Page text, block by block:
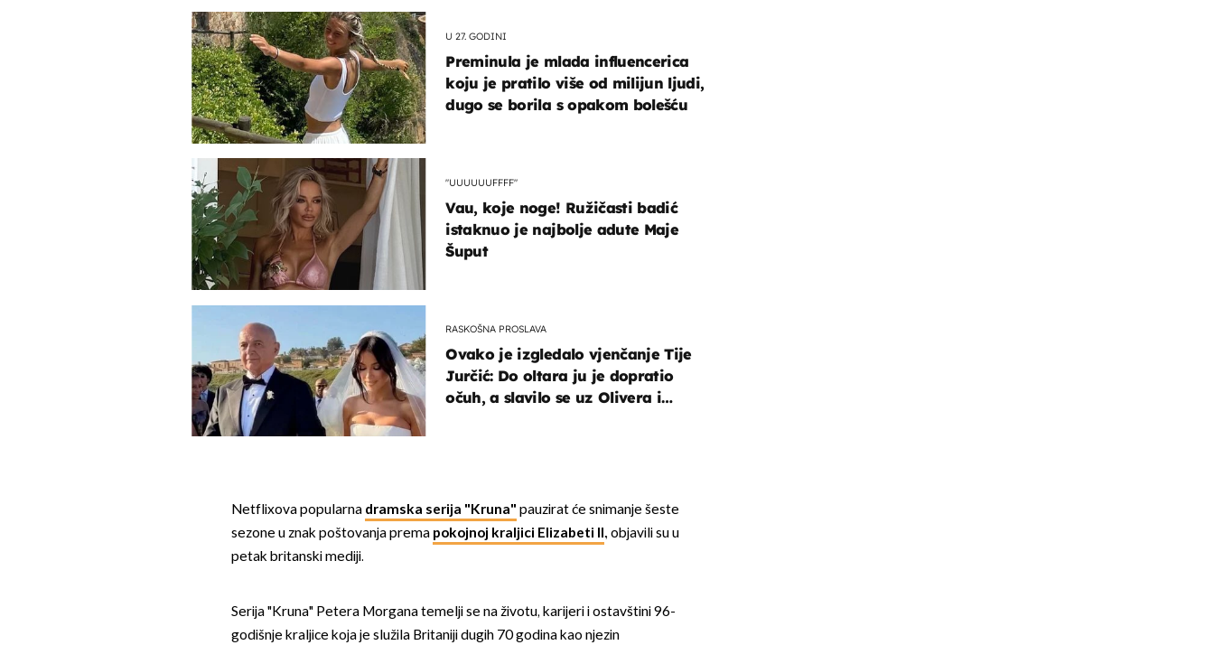
U 27. GODINI
Preminula je mlada influencerica
koju je pratilo više od milijun ljudi,
dugo se borila s opakom bolešću
"UUUUUUFFFF"
Vau, koje noge! Ružičasti badić
istaknuo je najbolje adute Maje
Šuput
RASKOŠNA PROSLAVA
Ovako je izgledalo vjenčanje Tije
Jurčić: Do oltara ju je dopratio
očuh, a slavilo se uz Olivera i
Netflixova popularna dramska serija "Kruna" pauzirat će snimanje šeste
sezone u znak poštovanja prema pokojnoj kraljici Elizabeti II., objavili su u
petak britanski mediji.
Serija "Kruna" Petera Morgana temelji se na životu, karijeri i ostavštini 96-
godišnje kraljice koja je služila Britaniji dugih 70 godina kao njezin